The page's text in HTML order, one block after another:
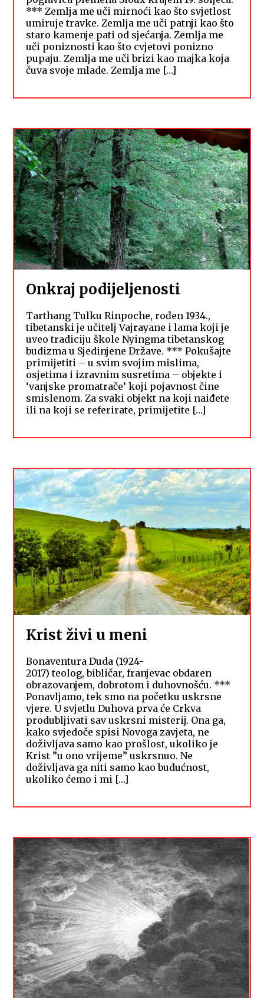
*** Zemlja me uči mirnoći kao što svjetlost
umiruje travke. Zemlja me uči patnji kao što
staro kamenje pati od sjećanja. Zemlja me
uči poniznosti kao što cvjetovi ponizno
pupaju. Zemlja me uči brizi kao majka koja
čuva svoje mlade. Zemlja me […]
Onkraj podijeljenosti
Tarthang Tulku Rinpoche, rođen 1934.,
tibetanski je učitelj Vajrayane i lama koji je
uveo tradiciju škole Nyingma tibetanskog
budizma u Sjedinjene Države. *** Pokušajte
primijetiti – u svim svojim mislima,
osjetima i izravnim susretima – objekte i
‘vanjske promatrače’ koji pojavnost čine
smislenom. Za svaki objekt na koji naiđete
ili na koji se referirate, primijetite […]
Krist živi u meni
Bonaventura Duda (1924-
2017) teolog, bibličar, franjevac obdaren
obrazovanjem, dobrotom i duhovnošću. ***
Ponavljamo, tek smo na početku uskrsne
vjere. U svjetlu Duhova prva će Crkva
produbljivati sav uskrsni misterij. Ona ga,
kako svjedoče spisi Novoga zavjeta, ne
doživljava samo kao prošlost, ukoliko je
Krist ”u ono vrijeme” uskrsnuo. Ne
doživljava ga niti samo kao budućnost,
ukoliko ćemo i mi […]